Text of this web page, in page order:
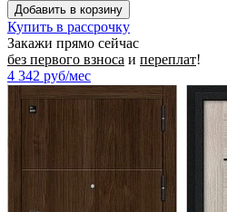
Купить в рассрочку
Закажи прямо сейчас
без первого взноса и переплат!
4 342 руб/мес